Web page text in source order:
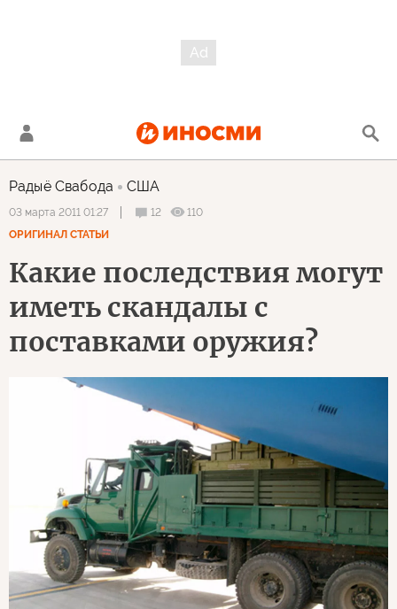
Радыё Свабода США
03 марта 2011 01:27 12
110
ОРИГИНАЛ СТАТЬИ
Какие последствия могут
иметь скандалы с
поставками оружия?